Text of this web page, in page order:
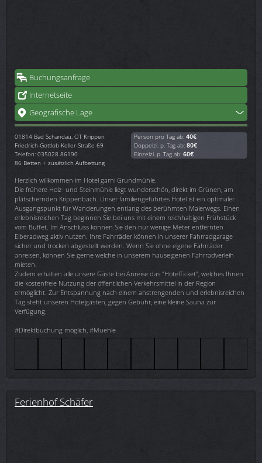
Buchungsanfrage
Internetseite
Geografische Lage
01814 Bad Schandau, OT Krippen
Friedrich-Gottlob-Keller-Straße 69
Telefon: 035028 86190
86 Betten + zusätzlich Aufbettung
Person pro Tag ab: 40€
Doppelzi. p. Tag ab: 80€
Einzelzi. p. Tag ab: 60€
Herzlich willkommen im Hotel garni Grundmühle.
Die frühere Holz- und Steinmühle liegt wunderschön, direkt im Grünen, am
plätschernden Krippenbach. Unser familiengeführtes Hotel ist ein optimaler
Ausgangspunkt für Wanderungen entlang des berühmten Malerwegs. Einen
erlebnisreichen Tag beginnen Sie bei uns mit einem reichhaltigen Frühstück
vom Buffet. Im Anschluss können Sie den nur wenige Meter entfernten
Elberadweg aktiv nutzen. Ihre Fahrräder können in unserer Fahrradgarage
sicher und trocken abgestellt werden. Wenn Sie ohne eigene Fahrräder
anreisen, können Sie gerne welche in unserem hauseigenen Fahrradverleih
mieten.
Zudem erhalten alle unsere Gäste bei Anreise das "HotelTicket", welches Ihnen
die kostenfreie Nutzung der öffentlichen Verkehrsmittel in der Region
ermöglicht. Zur Entspannung nach einem anstrengenden und erlebnisreichen
Tag steht unseren Hotelgästen, gegen Gebühr, eine kleine Sauna zur
Verfügung.
#Direktbuchung möglich, #Muehle
Ferienhof Schäfer